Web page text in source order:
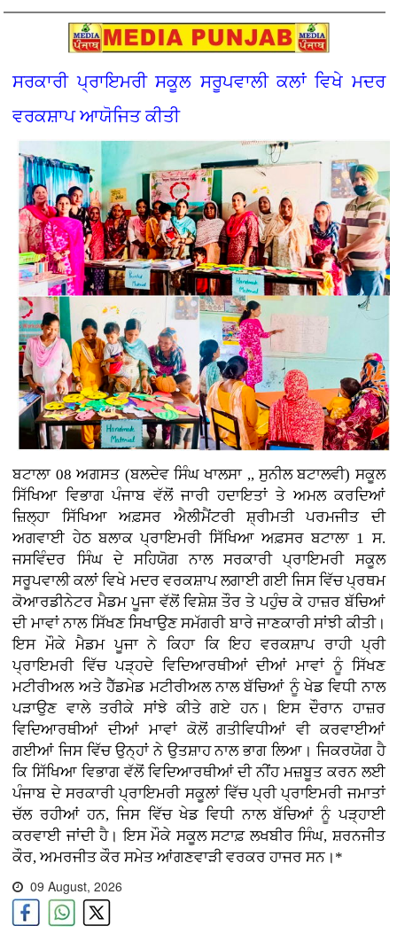
ਸਰਕਾਰੀ ਪ੍ਰਾਇਮਰੀ ਸਕੂਲ ਸਰੂਪਵਾਲੀ ਕਲਾਂ ਵਿਖੇ ਮਦਰ
ਵਰਕਸ਼ਾਪ ਆਯੋਜਿਤ ਕੀਤੀ
ਬਟਾਲਾ 08 ਅਗਸਤ (ਬਲਦੇਵ ਸਿੰਘ ਖਾਲਸਾ ,, ਸੁਨੀਲ ਬਟਾਲਵੀ) ਸਕੂਲ
ਸਿੱਖਿਆ ਵਿਭਾਗ ਪੰਜਾਬ ਵੱਲੋਂ ਜਾਰੀ ਹਦਾਇਤਾਂ ਤੇ ਅਮਲ ਕਰਦਿਆਂ
ਜ਼ਿਲ੍ਹਾ ਸਿੱਖਿਆ ਅਫ਼ਸਰ ਐਲੀਮੈਂਟਰੀ ਸ਼੍ਰੀਮਤੀ ਪਰਮਜੀਤ ਦੀ
ਅਗਵਾਈ ਹੇਠ ਬਲਾਕ ਪ੍ਰਾਇਮਰੀ ਸਿੱਖਿਆ ਅਫ਼ਸਰ ਬਟਾਲਾ 1 ਸ.
ਜਸਵਿੰਦਰ ਸਿੰਘ ਦੇ ਸਹਿਯੋਗ ਨਾਲ ਸਰਕਾਰੀ ਪ੍ਰਾਇਮਰੀ ਸਕੂਲ
ਸਰੂਪਵਾਲੀ ਕਲਾਂ ਵਿਖੇ ਮਦਰ ਵਰਕਸ਼ਾਪ ਲਗਾਈ ਗਈ ਜਿਸ ਵਿੱਚ ਪ੍ਰਥਮ
ਕੋਆਰਡੀਨੇਟਰ ਮੈਡਮ ਪੂਜਾ ਵੱਲੋਂ ਵਿਸ਼ੇਸ਼ ਤੌਰ ਤੇ ਪਹੁੰਚ ਕੇ ਹਾਜ਼ਰ ਬੱਚਿਆਂ
ਦੀ ਮਾਵਾਂ ਨਾਲ ਸਿੱਖਣ ਸਿਖਾਉਣ ਸਮੱਗਰੀ ਬਾਰੇ ਜਾਣਕਾਰੀ ਸਾਂਝੀ ਕੀਤੀ।
ਇਸ ਮੌਕੇ ਮੈਡਮ ਪੂਜਾ ਨੇ ਕਿਹਾ ਕਿ ਇਹ ਵਰਕਸ਼ਾਪ ਰਾਹੀ ਪ੍ਰੀ
ਪ੍ਰਾਇਮਰੀ ਵਿੱਚ ਪੜ੍ਹਦੇ ਵਿਦਿਆਰਥੀਆਂ ਦੀਆਂ ਮਾਵਾਂ ਨੂੰ ਸਿੱਖਣ
ਮਟੀਰੀਅਲ ਅਤੇ ਹੈੱਡਮੇਡ ਮਟੀਰੀਅਲ ਨਾਲ ਬੱਚਿਆਂ ਨੂੰ ਖੇਡ ਵਿਧੀ ਨਾਲ
ਪੜਾਉਣ ਵਾਲੇ ਤਰੀਕੇ ਸਾਂਝੇ ਕੀਤੇ ਗਏ ਹਨ। ਇਸ ਦੌਰਾਨ ਹਾਜ਼ਰ
ਵਿਦਿਆਰਥੀਆਂ ਦੀਆਂ ਮਾਵਾਂ ਕੋਲੋਂ ਗਤੀਵਿਧੀਆਂ ਵੀ ਕਰਵਾਈਆਂ
ਗਈਆਂ ਜਿਸ ਵਿੱਚ ਉਨ੍ਹਾਂ ਨੇ ਉਤਸ਼ਾਹ ਨਾਲ ਭਾਗ ਲਿਆ। ਜਿਕਰਯੋਗ ਹੈ
ਕਿ ਸਿੱਖਿਆ ਵਿਭਾਗ ਵੱਲੋਂ ਵਿਦਿਆਰਥੀਆਂ ਦੀ ਨੀਂਹ ਮਜ਼ਬੂਤ ਕਰਨ ਲਈ
ਪੰਜਾਬ ਦੇ ਸਰਕਾਰੀ ਪ੍ਰਾਇਮਰੀ ਸਕੂਲਾਂ ਵਿੱਚ ਪ੍ਰੀ ਪ੍ਰਾਇਮਰੀ ਜਮਾਤਾਂ
ਚੱਲ ਰਹੀਆਂ ਹਨ, ਜਿਸ ਵਿੱਚ ਖੇਡ ਵਿਧੀ ਨਾਲ ਬੱਚਿਆਂ ਨੂੰ ਪੜ੍ਹਾਈ
ਕਰਵਾਈ ਜਾਂਦੀ ਹੈ। ਇਸ ਮੌਕੇ ਸਕੂਲ ਸਟਾਫ਼ ਲਖਬੀਰ ਸਿੰਘ, ਸ਼ਰਨਜੀਤ
ਕੌਰ, ਅਮਰਜੀਤ ਕੌਰ ਸਮੇਤ ਆਂਗਣਵਾੜੀ ਵਰਕਰ ਹਾਜਰ ਸਨ।*
09 August, 2026